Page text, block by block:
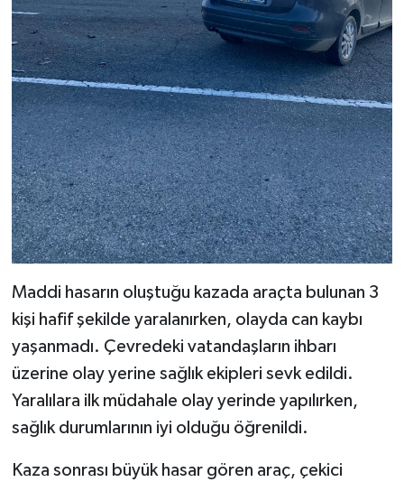
Maddi hasarın oluştuğu kazada araçta bulunan 3
kişi hafif şekilde yaralanırken, olayda can kaybı
yaşanmadı. Çevredeki vatandaşların ihbarı
üzerine olay yerine sağlık ekipleri sevk edildi.
Yaralılara ilk müdahale olay yerinde yapılırken,
sağlık durumlarının iyi olduğu öğrenildi.
Kaza sonrası büyük hasar gören araç, çekici